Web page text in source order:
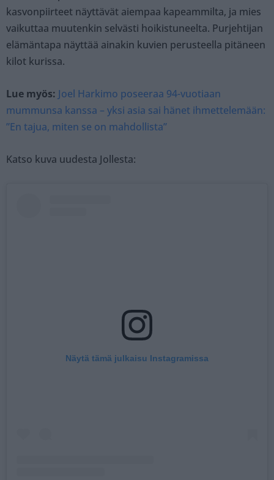
kasvonpiirteet näyttävät aiempaa kapeammilta, ja mies
vaikuttaa muutenkin selvästi hoikistuneelta. Purjehtijan
elämäntapa näyttää ainakin kuvien perusteella pitäneen
kilot kurissa.
Lue myös: Joel Harkimo poseeraa 94-vuotiaan
mummunsa kanssa – yksi asia sai hänet ihmettelemään:
”En tajua, miten se on mahdollista”
Katso kuva uudesta Jollesta:
Näytä tämä julkaisu Instagramissa